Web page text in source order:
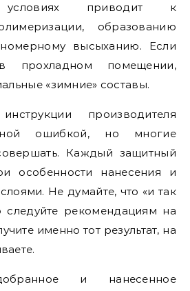
условиях приводит к
образованию
высыханию. Если
прохладном помещении,
«зимние» составы.
производителя
ошибкой, но многие
Каждый защитный
особенности нанесения и
Не думайте, что «и так
следуйте рекомендациям на
именно тот результат, на
и нанесенное